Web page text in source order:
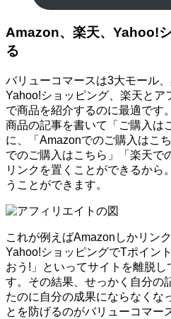
Amazon、楽天、Yahoo!
る
バリューコマースは3大モール
Yahoo!ショッピング、楽天とア
で商品を紹介するのに最適です
商品の記事を書いて「ご購入は
に、「Amazonでのご購入はこ
でのご購入はこちら」「楽天で
リンクを置くことができるから
うことができます。
これが例えばAmazonしかリン
Yahoo!ショッピングでTポイン
おう!」といってサイトを離脱し
す。その結果、せっかく自分の
たのに自分の成果にならなくな
とを防げるのがバリューコマー